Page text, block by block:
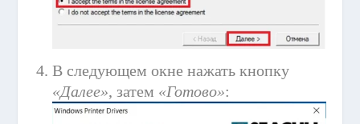
В следующем окне нажать кнопку
«Далее», затем «Готово»: